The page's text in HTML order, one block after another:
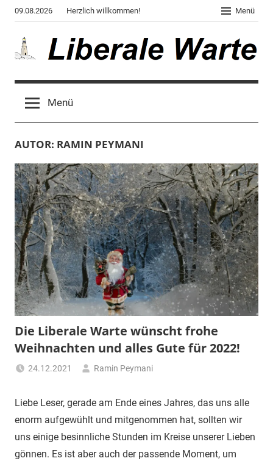
Zum
Inhalt
springen
09.08.2026 Herzlich willkommen! Menü
Liberale
Warte
des
"Corona,
Gendergaga",
"2020",
"Weltchaos",
"Chronik
des
Untergangs",
"Hexenjagd",
"Das
Grauen"
und
Deutschland"
Menü
AUTOR: RAMIN PEYMANI
Die Liberale Warte wünscht frohe
Weihnachten und alles Gute für 2022!
24.12.2021
Ramin Peymani
Liebe Leser, gerade am Ende eines Jahres, das uns alle
enorm aufgewühlt und mitgenommen hat, sollten wir
uns einige besinnliche Stunden im Kreise unserer Lieben
gönnen. Es ist aber auch der passende Moment, um